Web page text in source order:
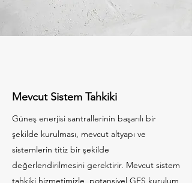
Mevcut Sistem Tahkiki
Güneş enerjisi santrallerinin başarılı bir
şekilde kurulması, mevcut altyapı ve
sistemlerin titiz bir şekilde
değerlendirilmesini gerektirir. Mevcut sistem
tahkiki hizmetimizle, potansiyel GES kurulum